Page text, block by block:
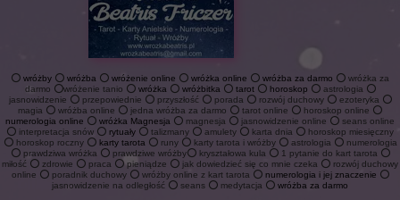
⭕ wróżby ⭕ wróżba ⭕ wróżenie online ⭕ wróżka online ⭕ wróżba za darmo ⭕ wróżka za
darmo ⭕wróżenie tanio ⭕ wróżka ⭕ wróżbitka ⭕ tarot ⭕horoskop ⭕ astrologia ⭕
jasnowidzenie ⭕ przepowiednie ⭕ przyszłość ⭕ porada ⭕ rozwój duchowy ⭕ ezoteryka ⭕
magia ⭕ wróżba online ⭕ jedna wróżba za darmo ⭕ tarot online ⭕ horoskop online ⭕
numerologia online ⭕ wróżka Magnesja ⭕ magnesja ⭕ jasnowidzenie online ⭕ seans online
⭕ interpretacja snów ⭕ rytuały ⭕ talizmany ⭕ amulety ⭕ karta dnia ⭕ horoskop miesięczny
⭕ horoskop roczny ⭕karty tarota ⭕ runy ⭕ karty tarota i wróżby ⭕ astrologia ⭕ numerologia
⭕ prawdziwa wróżka ⭕ prawdziwe wróżby⭕ kryształowa kula ⭕ 1 pytanie do kart tarota ⭕
miłość ⭕ zdrowie ⭕ praca ⭕ pieniądze ⭕ jak dowiedzieć się co mnie czeka ⭕ rozwój duchowy
online ⭕ poradnik duchowy ⭕ wróżby online z kart tarota ⭕ numerologia i jej znaczenie ⭕
jasnowidzenie na odległość ⭕ seans ⭕ medytacja ⭕ wróżba za darmo